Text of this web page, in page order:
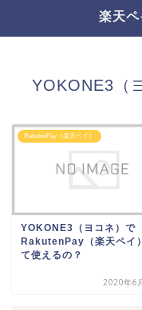
楽天
YOKONE3（
RakutenPay（楽天ペイ）
YOKONE3（ヨコネ）で
RakutenPay（楽天ペイ
て使えるの？
2020年6